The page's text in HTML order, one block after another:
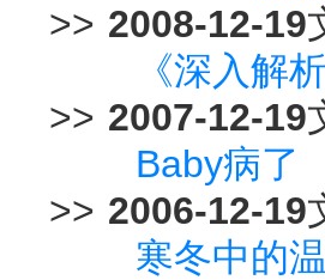
>> 2008-12-19
《深入解
>> 2007-12-19
Baby病了
>> 2006-12-19
寒冬中的